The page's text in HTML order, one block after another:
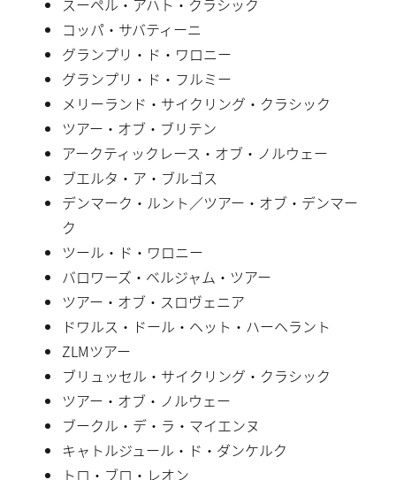
コッパ・サバティーニ
グランプリ・ド・ワロニー
グランプリ・ド・フルミー
メリーランド・サイクリング・クラシック
ツアー・オブ・ブリテン
アークティックレース・オブ・ノルウェー
ブエルタ・ア・ブルゴス
デンマーク・ルント／ツアー・オブ・デンマー
ク
ツール・ド・ワロニー
バロワーズ・ベルジャム・ツアー
ツアー・オブ・スロヴェニア
ドワルス・ドール・ヘット・ハーヘラント
ZLMツアー
ブリュッセル・サイクリング・クラシック
ツアー・オブ・ノルウェー
ブークル・デ・ラ・マイエンヌ
キャトルジュール・ド・ダンケルク
トロ・ブロ・レオン